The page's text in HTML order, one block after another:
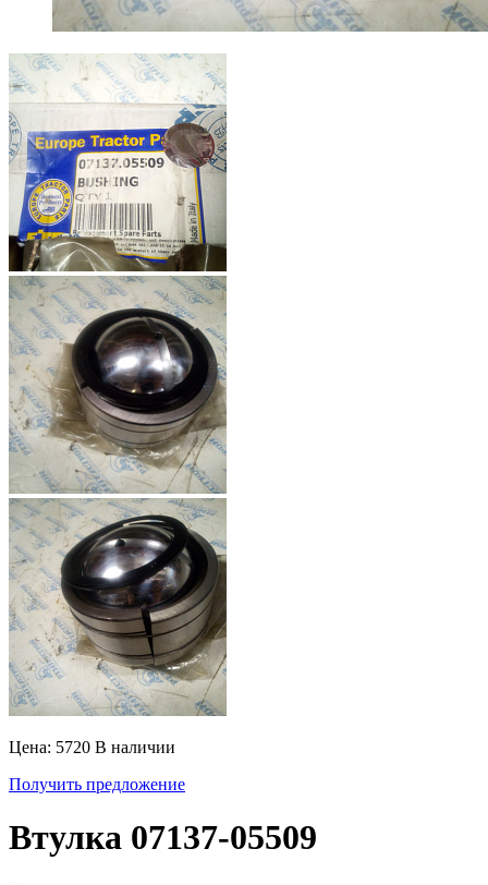
Цена: 5720 В наличии
Получить предложение
Втулка 07137-05509